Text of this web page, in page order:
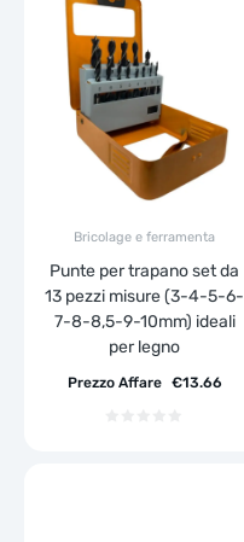
Bricolage e ferramenta
Punte per trapano set da
13 pezzi misure (3-4-5-6-
7-8-8,5-9-10mm) ideali
per legno
€13.66
Prezzo Affare